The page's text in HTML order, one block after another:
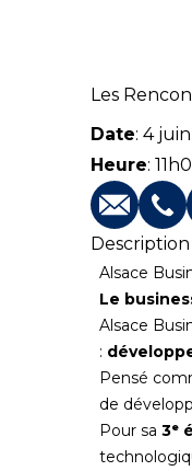
Les
Date: 4
Heure:
E-mail
Description
Alsace
Le
Alsace
:
Pensé
de
Pour sa 3ᵉ